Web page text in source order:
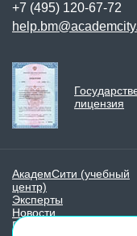
+7 (495) 120-67-72
лицензия
АкадемСити (учебный
центр)
Эксперты
Новости
Вопросы и ответы